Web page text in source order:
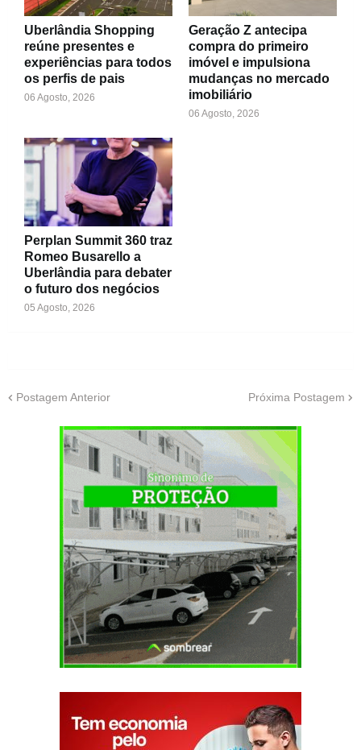
Uberlândia Shopping
reúne presentes e
experiências para todos
os perfis de pais
06 Agosto, 2026
Geração Z antecipa
compra do primeiro
imóvel e impulsiona
mudanças no mercado
imobiliário
06 Agosto, 2026
Perplan Summit 360 traz
Romeo Busarello a
Uberlândia para debater
o futuro dos negócios
05 Agosto, 2026
Postagem Anterior Próxima Postagem